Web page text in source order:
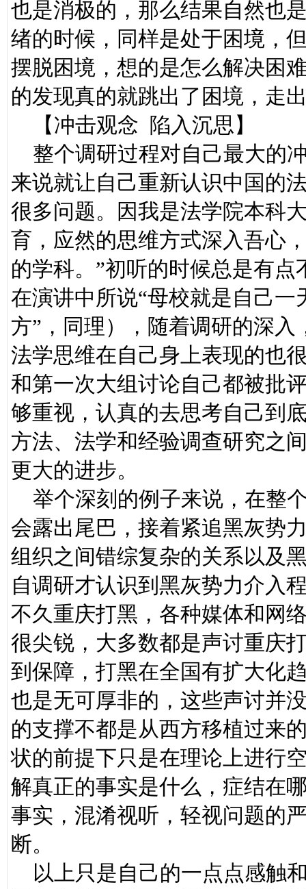
也是消极的，那么结果自然也
绪的时候，同样是处于困境，
摆脱困境，想的是怎么解决困
的发现真的就跳出了困境，走
【冲击观念 陷入沉思】
整个调研过程对自己最大的
来说就让自己重新认识中国的
很多问题。因我是法学院本科
育，应然的思维方式深入吾心
的学科。”初听的时候总是有
在演讲中所说“母校就是自己
方”，同理），随着调研的深
法学思维在自己身上表现的也
和第一次大组讨论自己都被批
够重视，认真的去思考自己到
方法、法学和经验调查研究之
更大的进步。
举个深刻的例子来说，在整
会露出尾巴，接着紧追黑灰势
组织之间错综复杂的关系以及
自调研才认识到黑灰势力介入
不久重庆打黑，各种媒体和网
很尖锐，大多数都是声讨重庆
到保障，打黑在全国有扩大化
也是无可厚非的，这些声讨并
的支撑不都是从西方移植过来
状的前提下只是在理论上进行
解真正的事实是什么，症结在
事实，混淆视听，轻视问题的
断。
以上只是自己的一点点感触